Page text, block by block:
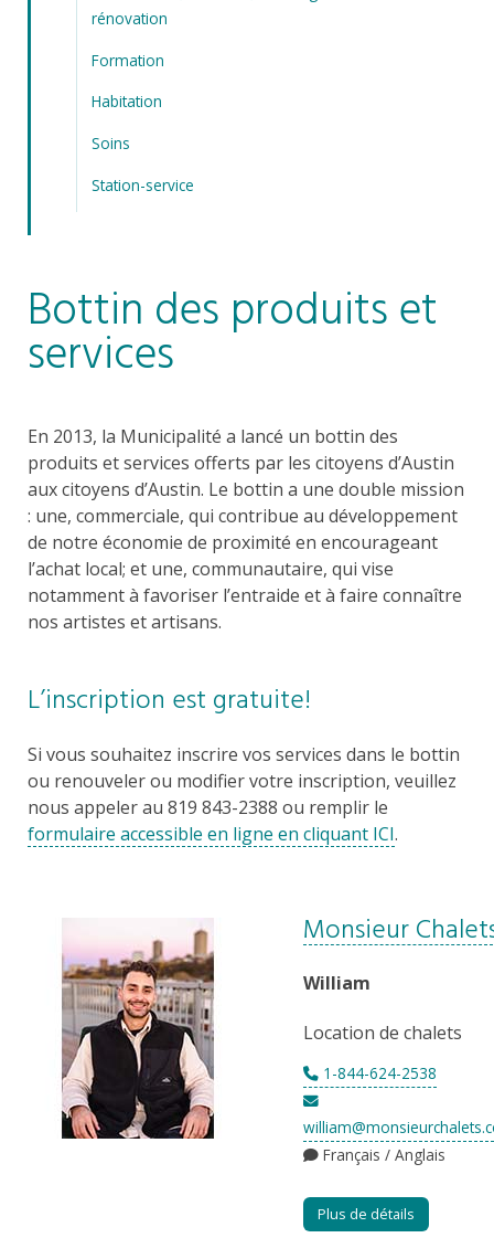
rénovation
Formation
Habitation
Soins
Station-service
Bottin des produits et
services
En 2013, la Municipalité a lancé un bottin des
produits et services offerts par les citoyens d’Austin
aux citoyens d’Austin. Le bottin a une double mission
: une, commerciale, qui contribue au développement
de notre économie de proximité en encourageant
l’achat local; et une, communautaire, qui vise
notamment à favoriser l’entraide et à faire connaître
nos artistes et artisans.
L’inscription est gratuite!
Si vous souhaitez inscrire vos services dans le bottin
ou renouveler ou modifier votre inscription, veuillez
nous appeler au 819 843-2388 ou remplir le
formulaire accessible en ligne en cliquant ICI.
Monsieur
William
Location de chalets
1-844-624-2538
Français / Anglais
Plus de détails